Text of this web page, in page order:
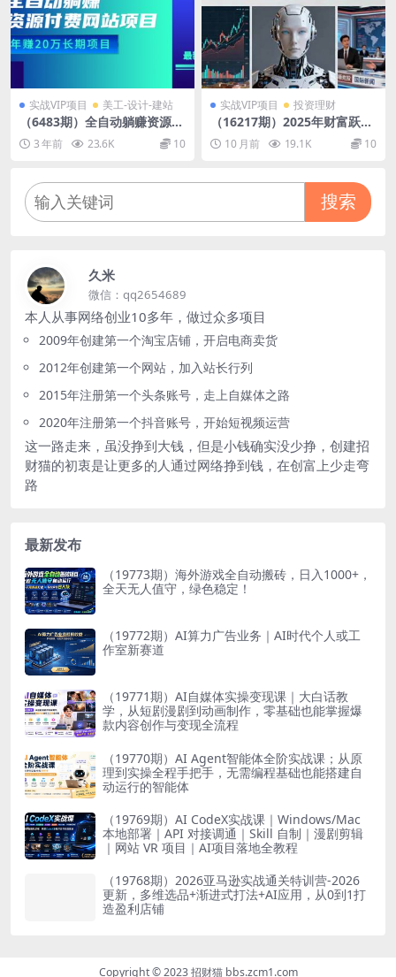
实战VIP项目 美工-设计-建站
（6483期）全自动躺赚资源付
费网站项目：年赚20万长期项
目（详细教程+源码）23年更
3 年前 23.6K 10
实战VIP项目 投资理财
（16217期）2025年财富跃迁
体系：掌握房价波动,AI赛道,
国际局势，年收益50万-300万
10 月前 19.1K 10
搜索
久米
微信：qq2654689
本人从事网络创业10多年，做过众多项目
2009年创建第一个淘宝店铺，开启电商卖货
2012年创建第一个网站，加入站长行列
2015年注册第一个头条账号，走上自媒体之路
2020年注册第一个抖音账号，开始短视频运营
这一路走来，虽没挣到大钱，但是小钱确实没少挣，创建招
财猫的初衷是让更多的人通过网络挣到钱，在创富上少走弯
路
最新发布
（19773期）海外游戏全自动搬砖，日入1000+，
全天无人值守，绿色稳定！
（19772期）AI算力广告业务｜AI时代个人或工
作室新赛道
（19771期）AI自媒体实操变现课｜大白话教
学，从短剧漫剧到动画制作，零基础也能掌握爆
款内容创作与变现全流程
（19770期）AI Agent智能体全阶实战课；从原
理到实操全程手把手，无需编程基础也能搭建自
动运行的智能体
（19769期）AI CodeX实战课｜Windows/Mac
本地部署｜API 对接调通｜Skill 自制｜漫剧剪辑
｜网站 VR 项目｜AI项目落地全教程
（19768期）2026亚马逊实战通关特训营-2026
更新，多维选品+渐进式打法+AI应用，从0到1打
造盈利店铺
Copyright © 2023 招财猫 bbs.zcm1.com